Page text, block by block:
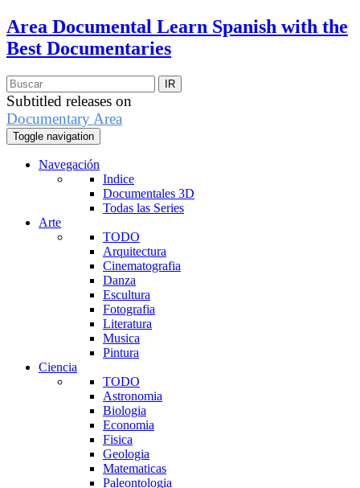
Area Documental Learn Spanish with the
Best Documentaries
Subtitled releases on
Documentary Area
Toggle navigation
Navegación
Indice
Documentales 3D
Todas las Series
Arte
TODO
Arquitectura
Cinematografia
Danza
Escultura
Fotografia
Literatura
Musica
Pintura
Ciencia
TODO
Astronomia
Biologia
Economia
Fisica
Geologia
Matematicas
Paleontologia